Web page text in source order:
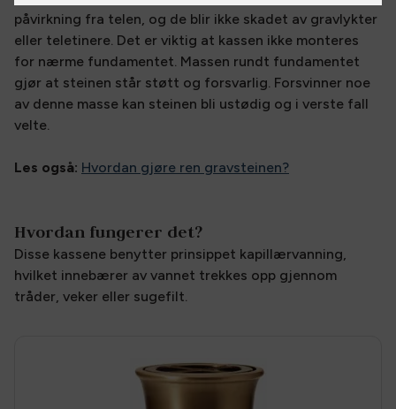
påvirkning fra telen, og de blir ikke skadet av gravlykter
eller teletinere. Det er viktig at kassen ikke monteres
for nærme fundamentet. Massen rundt fundamentet
gjør at steinen står støtt og forsvarlig. Forsvinner noe
av denne masse kan steinen bli ustødig og i verste fall
velte.
Les også: Hvordan gjøre ren gravsteinen?
Hvordan fungerer det?
Disse kassene benytter prinsippet kapillærvanning,
hvilket innebærer av vannet trekkes opp gjennom
tråder, veker eller sugefilt.